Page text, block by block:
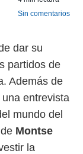
Sin comentarios
dar su
partidos de
Además de
entrevista
mundo del
de Montse
la